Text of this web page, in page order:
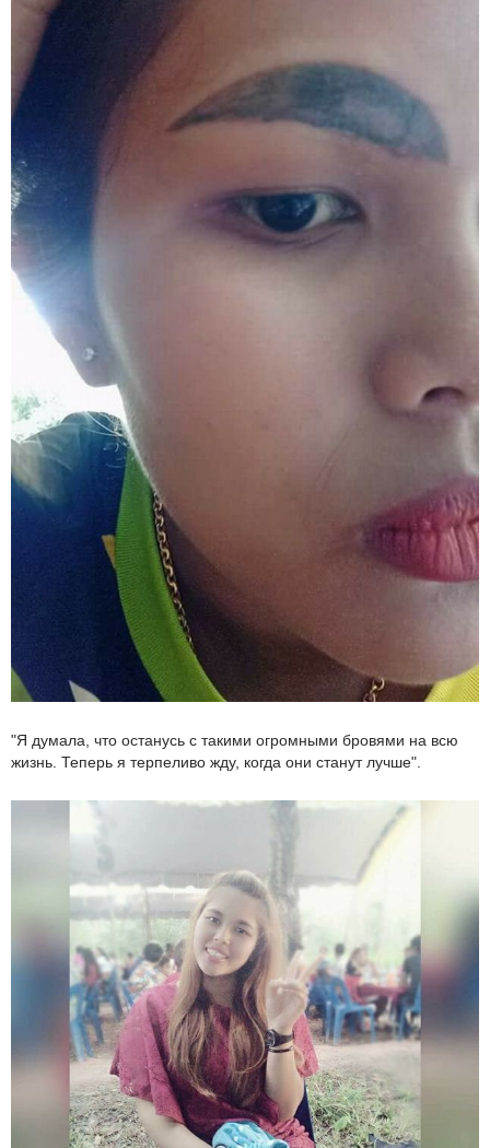
"Я думала, что останусь с такими огромными бровями на всю
жизнь. Теперь я терпеливо жду, когда они станут лучше".